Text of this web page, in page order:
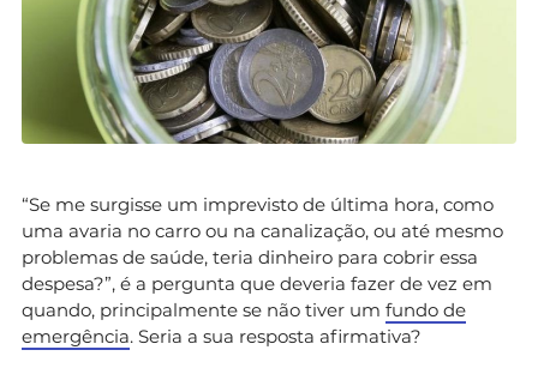
“Se me surgisse um imprevisto de última hora, como
uma avaria no carro ou na canalização, ou até mesmo
problemas de saúde, teria dinheiro para cobrir essa
despesa?”, é a pergunta que deveria fazer de vez em
quando, principalmente se não tiver um fundo de
emergência. Seria a sua resposta afirmativa?